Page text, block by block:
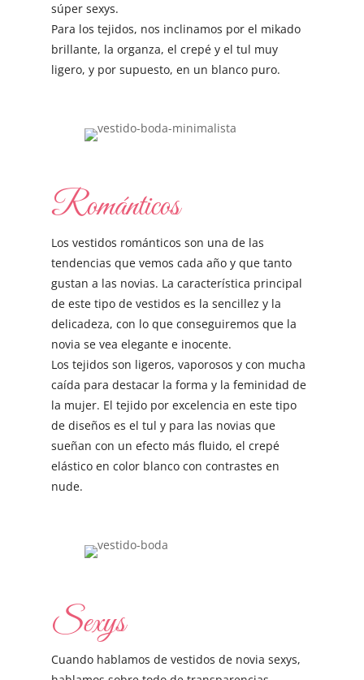
súper sexys.
Para los tejidos, nos inclinamos por el mikado
brillante, la organza, el crepé y el tul muy
ligero, y por supuesto, en un blanco puro.
Románticos
Los vestidos románticos son una de las
tendencias que vemos cada año y que tanto
gustan a las novias. La característica principal
de este tipo de vestidos es la sencillez y la
delicadeza, con lo que conseguiremos que la
novia se vea elegante e inocente.
Los tejidos son ligeros, vaporosos y con mucha
caída para destacar la forma y la feminidad de
la mujer. El tejido por excelencia en este tipo
de diseños es el tul y para las novias que
sueñan con un efecto más fluido, el crepé
elástico en color blanco con contrastes en
nude.
Sexys
Cuando hablamos de vestidos de novia sexys,